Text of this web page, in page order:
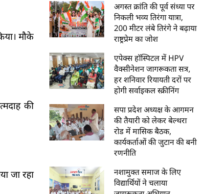
मौके
की
जा रहा
अगस्त क्रांति की पूर्व संध्या पर
निकली भव्य तिरंगा यात्रा,
200 मीटर लंबे तिरंगे ने बढ़ाया
राष्ट्रप्रेम का जोश
एपेक्स हॉस्पिटल में HPV
वैक्सीनेशन जागरूकता सत्र,
हर शनिवार रियायती दरों पर
होगी सर्वाइकल स्क्रीनिंग
सपा प्रदेश अध्यक्ष के आगमन
की तैयारी को लेकर बेल्थरा
रोड में मासिक बैठक,
कार्यकर्ताओं की जुटान की बनी
रणनीति
नशामुक्त समाज के लिए
विद्यार्थियों ने चलाया